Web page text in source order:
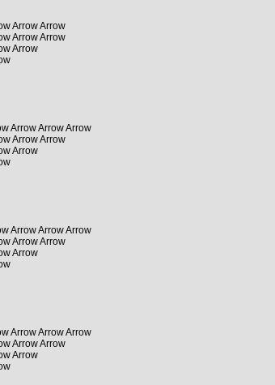
Arrow Arrow
Arrow Arrow
Arrow
Arrow Arrow Arrow
Arrow Arrow
Arrow
Arrow Arrow Arrow
Arrow Arrow
Arrow
Arrow Arrow Arrow
Arrow Arrow
Arrow